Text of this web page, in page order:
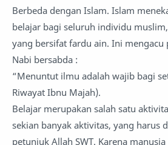
Berbeda dengan Islam. Islam
belajar bagi seluruh individu
yang bersifat fardu ain. Ini mengacu
Nabi bersabda :
“Menuntut ilmu adalah wajib bagi
Riwayat Ibnu Majah).
Belajar merupakan salah satu
sekian banyak aktivitas, yang harus
petunjuk Allah SWT. Karena